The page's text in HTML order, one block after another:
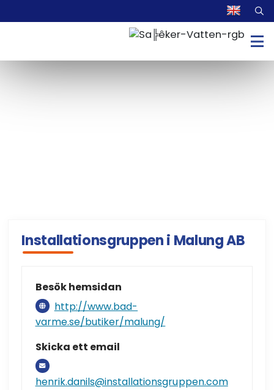
Installationsgruppen i Malung AB
Besök hemsidan
http://www.bad-
varme.se/butiker/malung/
Skicka ett email
henrik.danils@installationsgruppen.com